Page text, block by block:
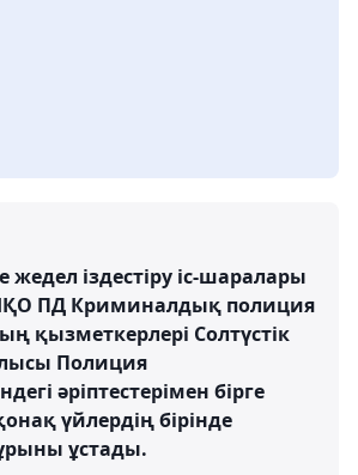
жедел іздестіру іс-шаралары
ПД Криминалдық полиция
қызметкерлері Солтүстік
Полиция
әріптестерімен бірге
үйлердің бірінде
ұрыны ұстады.